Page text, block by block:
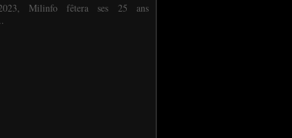
Milinfo fêtera ses 25 ans